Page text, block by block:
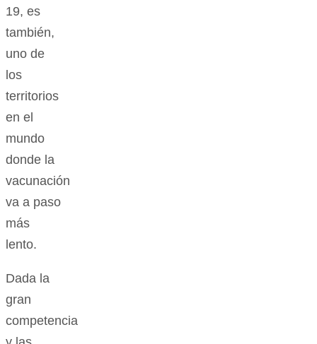
19, es
también,
uno de
los
territorios
en el
mundo
donde la
vacunación
va a paso
más
lento.
Dada la
gran
competencia